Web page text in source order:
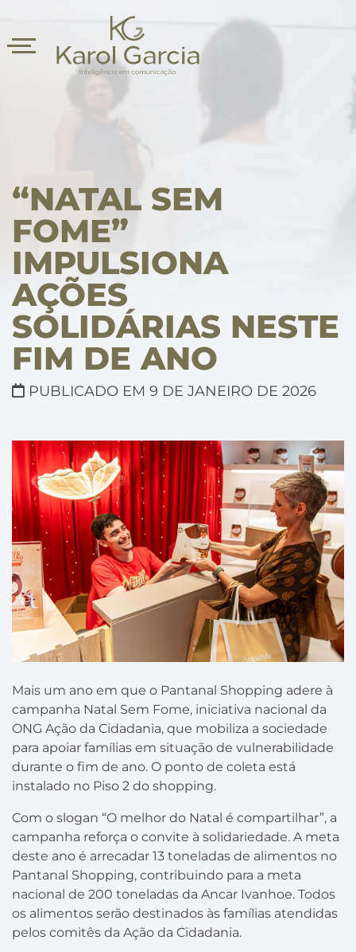
“NATAL SEM
FOME”
IMPULSIONA
AÇÕES
SOLIDÁRIAS NESTE
FIM DE ANO
PUBLICADO EM 9 DE JANEIRO DE 2026
Mais um ano em que o Pantanal Shopping adere à
campanha Natal Sem Fome, iniciativa nacional da
ONG Ação da Cidadania, que mobiliza a sociedade
para apoiar famílias em situação de vulnerabilidade
durante o fim de ano. O ponto de coleta está
instalado no Piso 2 do shopping.
Com o slogan “O melhor do Natal é compartilhar”, a
campanha reforça o convite à solidariedade. A meta
deste ano é arrecadar 13 toneladas de alimentos no
Pantanal Shopping, contribuindo para a meta
nacional de 200 toneladas da Ancar Ivanhoe. Todos
os alimentos serão destinados às famílias atendidas
pelos comitês da Ação da Cidadania.